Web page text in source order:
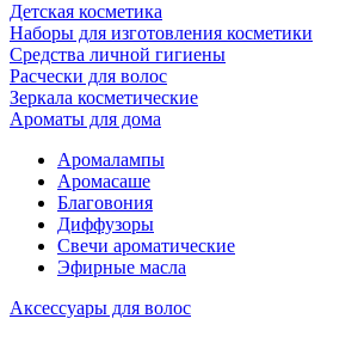
Детская косметика
Наборы для изготовления косметики
Средства личной гигиены
Расчески для волос
Зеркала косметические
Ароматы для дома
Аромалампы
Аромасаше
Благовония
Диффузоры
Свечи ароматические
Эфирные масла
Аксессуары для волос